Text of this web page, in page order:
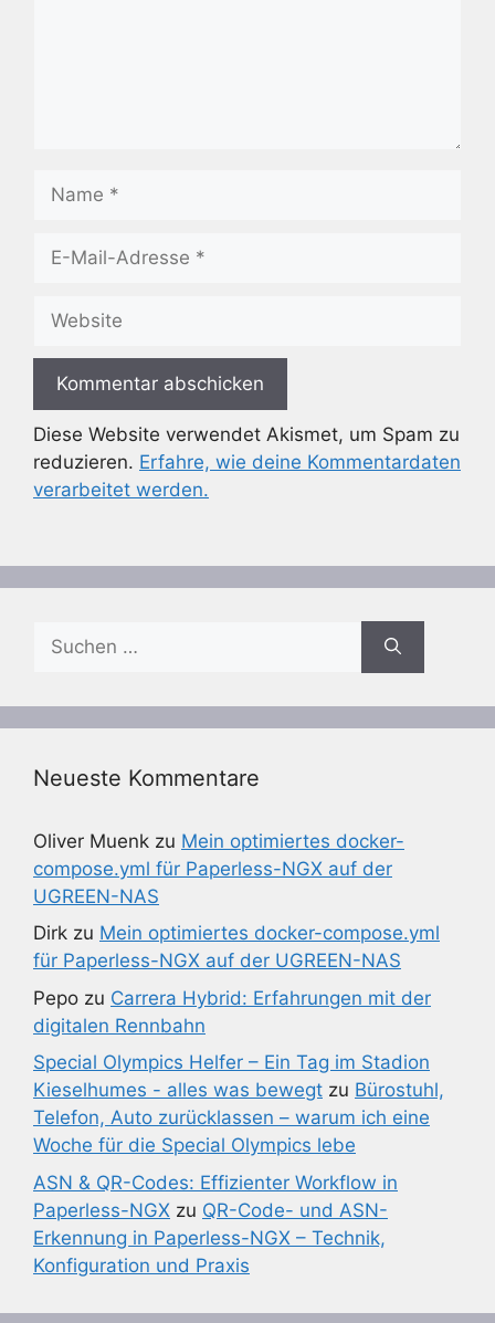
Name
Website
Diese Website verwendet Akismet, um Spam zu
reduzieren. Erfahre, wie deine Kommentardaten
verarbeitet werden.
nach:
Neueste Kommentare
Oliver Muenk zu Mein optimiertes docker-
compose.yml für Paperless-NGX auf der
UGREEN-NAS
Dirk zu Mein optimiertes docker-compose.yml
für Paperless-NGX auf der UGREEN-NAS
Pepo zu Carrera Hybrid: Erfahrungen mit der
digitalen Rennbahn
Special Olympics Helfer – Ein Tag im Stadion
Kieselhumes - alles was bewegt zu Bürostuhl,
Telefon, Auto zurücklassen – warum ich eine
Woche für die Special Olympics lebe
ASN & QR-Codes: Effizienter Workflow in
Paperless-NGX zu QR-Code- und ASN-
Erkennung in Paperless-NGX – Technik,
Konfiguration und Praxis